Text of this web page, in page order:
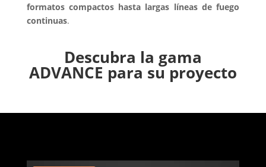
formatos compactos hasta largas líneas de fuego
continuas.
Descubra la gama
ADVANCE para su proyecto